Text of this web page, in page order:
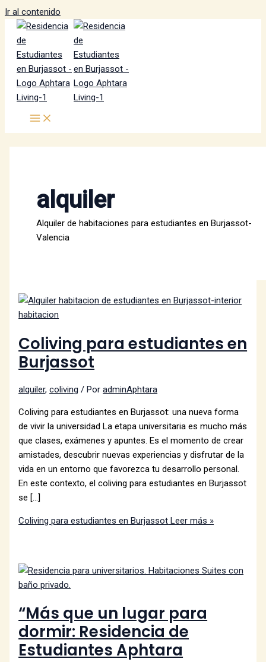
Ir al contenido
alquiler
Alquiler de habitaciones para estudiantes en Burjassot-
Valencia
Coliving para estudiantes en
Burjassot
alquiler,coliving / PoradminAphtara
Coliving para estudiantes en Burjassot: una nueva forma
de vivir la universidad La etapa universitaria es mucho más
que clases, exámenes y apuntes. Es el momento de crear
amistades, descubrir nuevas experiencias y disfrutar de la
vida en un entorno que favorezca tu desarrollo personal.
En este contexto, el coliving para estudiantes en Burjassot
se […]
Coliving para estudiantes en Burjassot Leer más »
“Más que un lugar para
dormir: Residencia de
Estudiantes Aphtara